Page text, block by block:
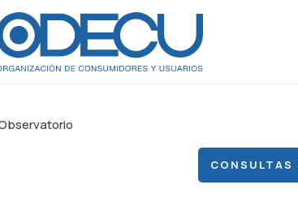
CONSULTAS